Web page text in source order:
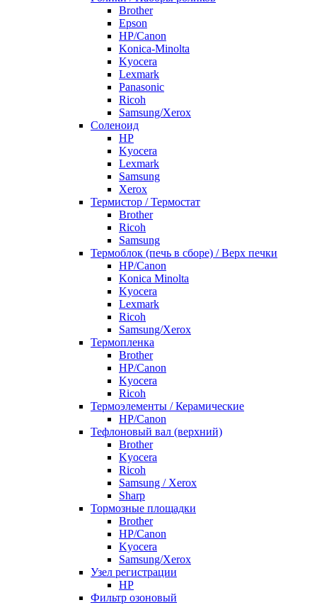
Brother
Epson
HP/Canon
Konica-Minolta
Kyocera
Lexmark
Panasonic
Ricoh
Samsung/Xerox
Соленоид
HP
Kyocera
Lexmark
Samsung
Xerox
Термистор / Термостат
Brother
Ricoh
Samsung
Термоблок (печь в сборе) / Верх печки
HP/Canon
Konica Minolta
Kyocera
Lexmark
Ricoh
Samsung/Xerox
Термопленка
Brother
HP/Canon
Kyocera
Ricoh
Термоэлементы / Керамические
HP/Canon
Тефлоновый вал (верхний)
Brother
Kyocera
Ricoh
Samsung / Xerox
Sharp
Тормозные площадки
Brother
HP/Canon
Kyocera
Samsung/Xerox
Узел регистрации
HP
Фильтр озоновый